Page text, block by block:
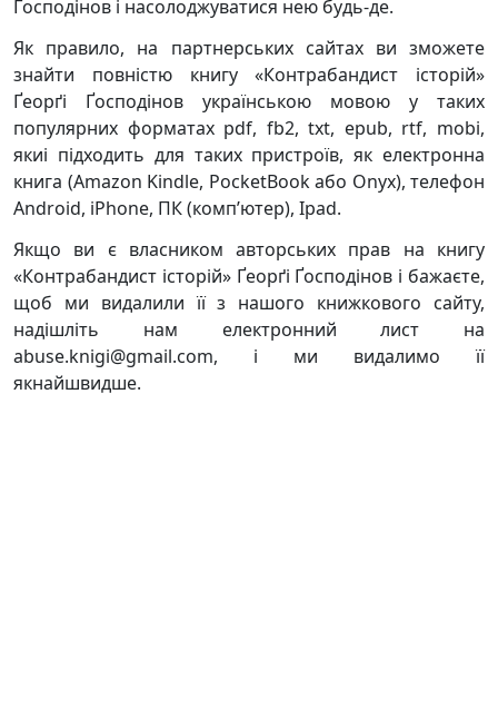
Ґосподінов і насолоджуватися нею будь-де.
Як правило, на партнерських сайтах ви зможете
знайти повністю книгу «Контрабандист історій»
Ґеорґі Ґосподінов українською мовою у таких
популярних форматах pdf, fb2, txt, epub, rtf, mobi,
якиі підходить для таких пристроїв, як електронна
книга (Amazon Kindle, PocketBook або Onyx), телефон
Android, iPhone, ПК (комп’ютер), Ipad.
Якщо ви є власником авторських прав на книгу
«Контрабандист історій» Ґеорґі Ґосподінов і бажаєте,
щоб ми видалили її з нашого книжкового сайту,
надішліть нам електронний лист на
abuse.knigi@gmail.com, і ми видалимо її
якнайшвидше.